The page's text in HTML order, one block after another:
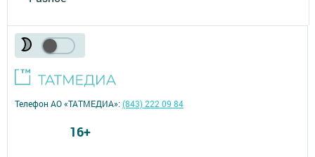
Телефон АО «ТАТМЕДИА»:(843) 222 09 84
16+